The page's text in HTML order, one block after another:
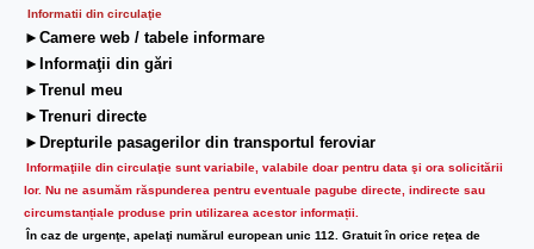
Informatii din circulaţie
►Camere web / tabele informare
►Informaţii din gări
►Trenul meu
►Trenuri directe
►Drepturile pasagerilor din transportul feroviar
Informaţiile din circulaţie sunt variabile, valabile doar pentru data şi ora solicitării
lor. Nu ne asumăm răspunderea pentru eventuale pagube directe, indirecte sau
circumstanțiale produse prin utilizarea acestor informații.
În caz de urgenţe, apelaţi numărul european unic 112. Gratuit în orice reţea de